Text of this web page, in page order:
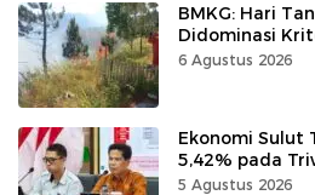
BMKG: Hari
Didominasi
6 Agustus 2026
Ekonomi Sulut
5,42% pada
5 Agustus 2026